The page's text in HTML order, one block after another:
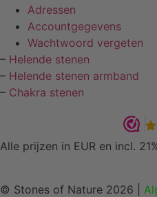
Adressen
Accountgegevens
Wachtwoord vergeten
– Helende stenen
– Helende stenen armband
– Chakra stenen
Alle prijzen in EUR en incl.
© Stones of Nature 2026 |